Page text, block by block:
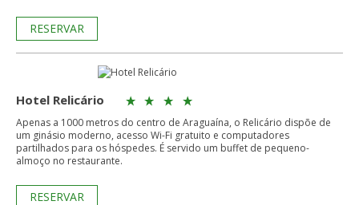
RESERVAR
Hotel Relicário
Apenas a 1000 metros do centro de Araguaína, o Relicário dispõe de
um ginásio moderno, acesso Wi-Fi gratuito e computadores
partilhados para os hóspedes. É servido um buffet de pequeno-
almoço no restaurante.
RESERVAR